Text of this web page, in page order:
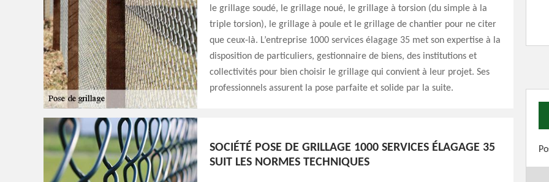
le grillage soudé, le grillage noué, le grillage à torsion (du simple à la
triple torsion), le grillage à poule et le grillage de chantier pour ne citer
que ceux-là. L’entreprise 1000 services élagage 35 met son expertise à la
disposition de particuliers, gestionnaire de biens, des institutions et
collectivités pour bien choisir le grillage qui convient à leur projet. Ses
professionnels assurent la pose parfaite et solide par la suite.
SOCIÉTÉ POSE DE GRILLAGE 1000 SERVICES ÉLAGAGE 35
SUIT LES NORMES TECHNIQUES